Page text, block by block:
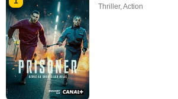
Thriller,Action